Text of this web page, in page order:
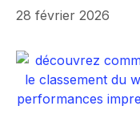
28 février 2026